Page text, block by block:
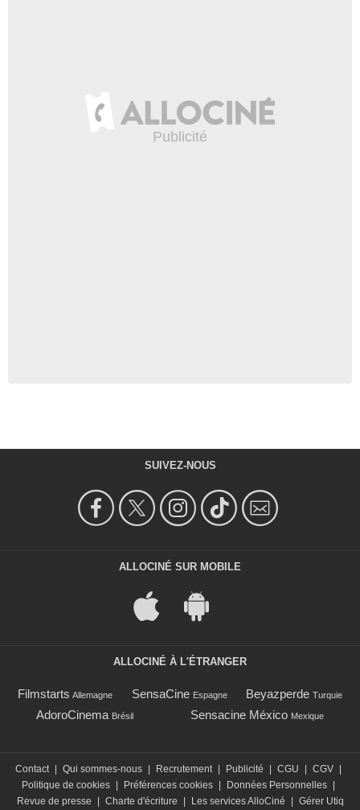
SUIVEZ-NOUS
ALLOCINÉ SUR MOBILE
ALLOCINÉ À L'ÉTRANGER
Filmstarts Allemagne SensaCine Espagne Beyazperde Turquie
AdoroCinema Brésil Sensacine México Mexique
Contact | Qui sommes-nous | Recrutement | Publicité | CGU | CGV |
Politique de cookies | Préférences cookies | Données Personnelles |
Revue de presse
| Charte d'écriture | Les services AlloCiné | Gérer Utiq